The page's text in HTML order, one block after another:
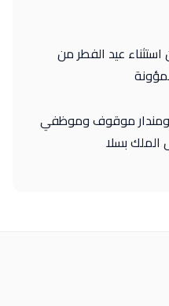
عيد الفطر من
كومندار موقوف وموظفي
بسلا